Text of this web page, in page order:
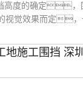
高度的确定，
视觉效果而定，